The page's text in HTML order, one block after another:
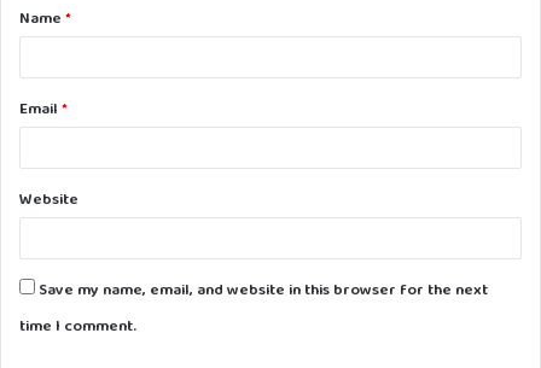
*Name *
Email *
Website
Save my name, email, and website in this browser for the next
time I comment.